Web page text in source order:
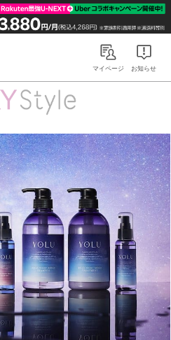
Rakuten RAXYマイページ お知らせ